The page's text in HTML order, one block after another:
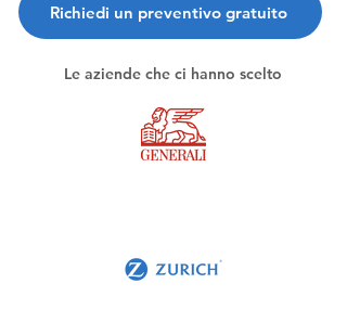
Richiedi un preventivo gratuito
Le aziende che ci hanno scelto